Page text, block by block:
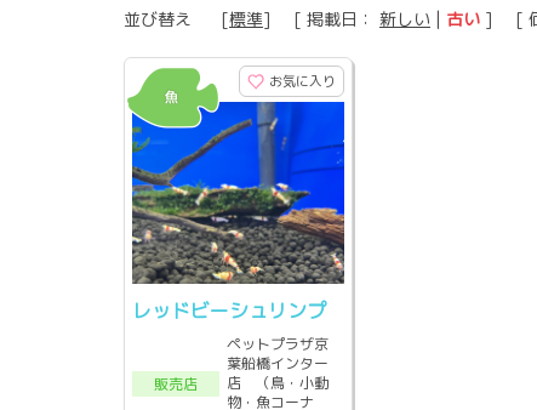
並び替え [標準] [ 掲載日： 新しい | 古い ] [ 価
お気に入り
レッドビーシュリンプ
販売店
ペットプラザ京
葉船橋インター
店 （鳥・小動
物・魚コーナ